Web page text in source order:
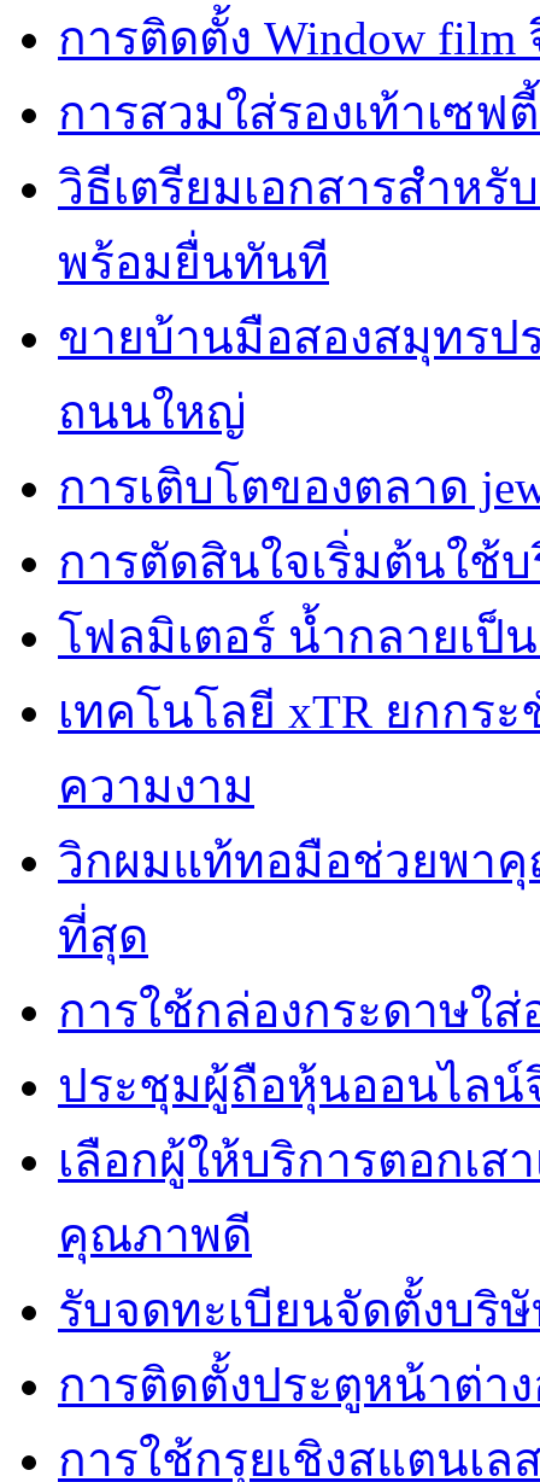
การติดตั้ง Window
การสวมใส่รองเท้าเซฟ
วิธีเตรียมเอกสารสำห
พร้อมยื่นทันที
ขายบ้านมือสองสมุทรป
ถนนใหญ่
การเติบโตของตลาด
การตัดสินใจเริ่มต้นใช้
โฟลมิเตอร์ น้ำกลายเ
เทคโนโลยี xTR ยกกร
ความงาม
วิกผมแท้ทอมือช่วยพา
ที่สุด
การใช้กล่องกระดาษใ
ประชุมผู้ถือหุ้นออนไลน์
เลือกผู้ให้บริการตอกเ
คุณภาพดี
รับจดทะเบียนจัดตั้งบ
การติดตั้งประตูหน้าต่า
การใช้กรุยเชิงสแตนเ